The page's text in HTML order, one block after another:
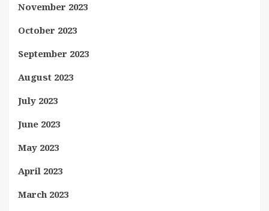
November 2023
October 2023
September 2023
August 2023
July 2023
June 2023
May 2023
April 2023
March 2023